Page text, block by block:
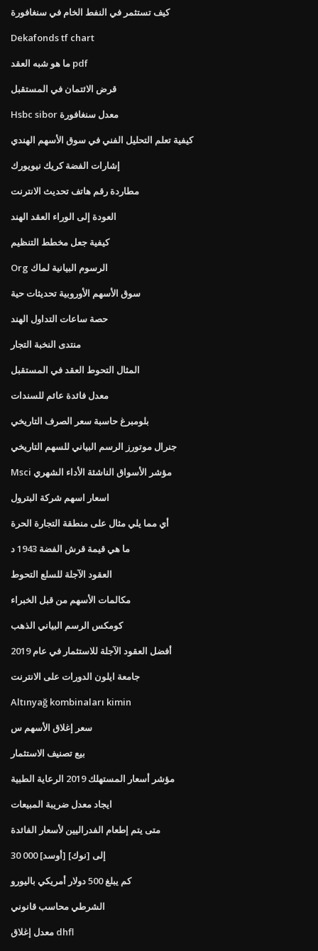
كيف تستثمر في النفط الخام في سنغافورة
Dekafonds tf chart
ما هو شبه العقد pdf
قرض الائتمان في المستقبل
Hsbc sibor معدل سنغافورة
كيفية تعلم التحليل الفني في سوق الأسهم الهندي
إشارات الفضة كريك نيويورك
مطاردة رقم هاتف تحديث الانترنت
العودة إلى الوراء العقد الهند
كيفية جعل مخطط التنظيم
Org الرسوم البيانية لماك
سوق الأسهم الأوروبية تحديثات حية
حصة ساعات التداول الهند
منتدى النخبة التجار
المثال التحوط العقد في المستقبل
معدل فائدة عائم للسندات
بلومبرغ حاسبة سعر الصرف التاريخي
جنرال موتورز الرسم البياني للسهم التاريخي
Msci مؤشر الأسواق الناشئة الأداء الشهري
اسعار اسهم شركة البترول
أي مما يلي مثال على منطقة التجارة الحرة
ما هي قيمة قرش الفضة 1943 د
العقود الآجلة للسلع التحوط
مكالمات الأسهم من قبل الخبراء
كومكس الرسم البياني الذهب
أفضل العقود الآجلة للاستثمار في عام 2019
جامعة ايلون الدورات على الانترنت
Altınyağ kombinaları kimin
سعر إغلاق الأسهم س
بيع تصنيف الاستثمار
مؤشر أسعار المستهلك 2019 الرعاية الطبية
ايجاد معدل ضريبة المبيعات
متى يتم إطعام الفدراليين لأسعار الفائدة
30 000 [أوسد] إلى [نوك]
كم يبلغ 500 دولار أمريكي باليورو
الشرطي محاسب قانوني
معدل إغلاق dhfl